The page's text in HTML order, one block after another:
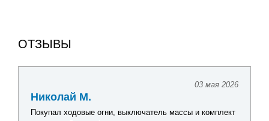
ОТЗЫВЫ
03 мая 2026
Николай М.
Покупал ходовые огни, выключатель массы и комплект